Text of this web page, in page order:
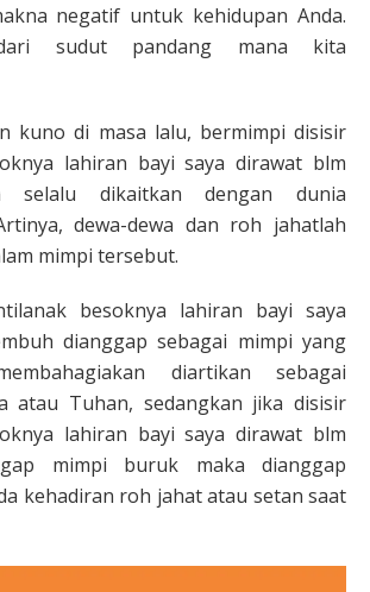
negatif untuk kehidupan Anda.
sudut pandang mana kita
kuno di masa lalu, bermimpi disisir
lahiran bayi saya dirawat blm
selalu dikaitkan dengan dunia
dewa-dewa dan roh jahatlah
mimpi tersebut.
besoknya lahiran bayi saya
dianggap sebagai mimpi yang
diartikan sebagai
atau Tuhan, sedangkan jika disisir
lahiran bayi saya dirawat blm
mimpi buruk maka dianggap
kehadiran roh jahat atau setan saat